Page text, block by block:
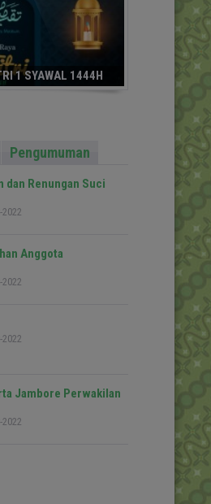
1 SYAWAL 1444H
Pengumuman
dan Renungan Suci
Anggota
Jambore Perwakilan